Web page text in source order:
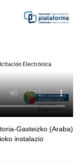
Gasteizko (Araba)
instalazio